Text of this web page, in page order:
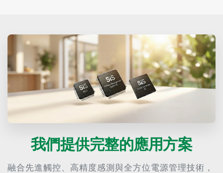
我們提供完整的應用方案
融合先進觸控、高精度感測與全方位電源管理技術，